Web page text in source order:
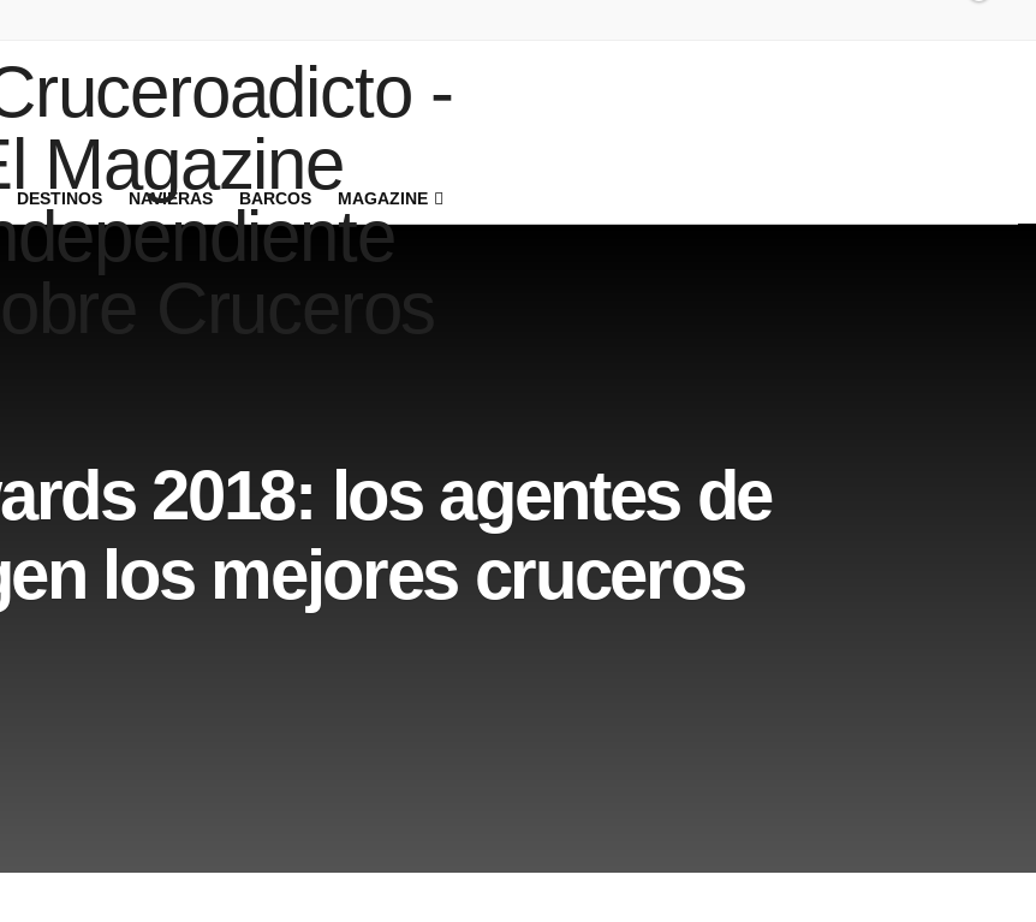
DESTINOS NAVIERAS BARCOS MAGAZINE
2018: los agentes de
los mejores cruceros